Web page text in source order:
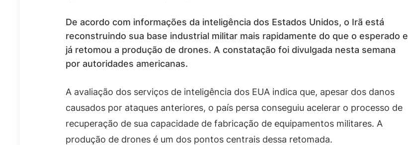
De acordo com informações da inteligência dos Estados Unidos, o Irã está
reconstruindo sua base industrial militar mais rapidamente do que o esperado e
já retomou a produção de drones. A constatação foi divulgada nesta semana
por autoridades americanas.
A avaliação dos serviços de inteligência dos EUA indica que, apesar dos danos
causados por ataques anteriores, o país persa conseguiu acelerar o processo de
recuperação de sua capacidade de fabricação de equipamentos militares. A
produção de drones é um dos pontos centrais dessa retomada.